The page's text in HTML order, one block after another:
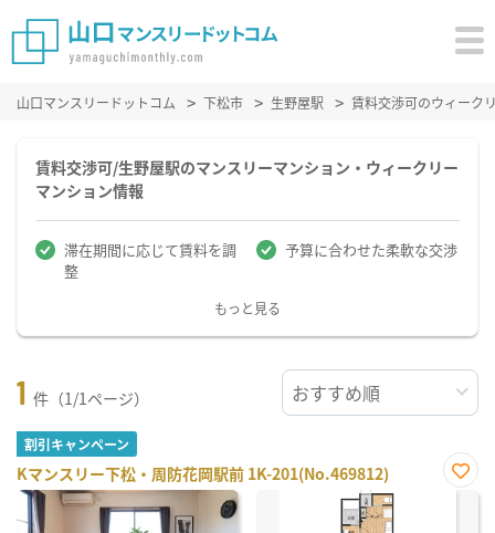
山口マンスリードットコム 下松市 生野屋駅 賃料交渉可のウィーク
賃料交渉可/生野屋駅のマンスリーマンション・ウィークリー
マンション情報
滞在期間に応じて賃料を調
整
予算に合わせた柔軟な交渉
もっと見る
1 件（1/1ページ）
割引キャンペーン
Kマンスリー下松・周防花岡駅前 1K-201(No.469812)
お気